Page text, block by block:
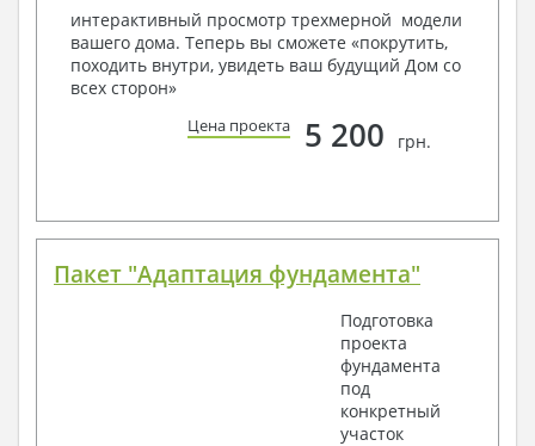
условий, за дополнительную плату.
Получить профессиональную консультацию у
наших специалистов, Вы можете любым
способом связи: закажите обратный звонок,
по viber, e-mail, телефон -
интерактивный просмотр трехмерной модели
вашего дома. Теперь вы сможете «покрутить,
походить внутри, увидеть ваш будущий Дом со
всех сторон»
Цена проекта 5 200 грн.
Пакет "Адаптация фундамента"
Подготовка
проекта
фундамента
под
конкретный
участок